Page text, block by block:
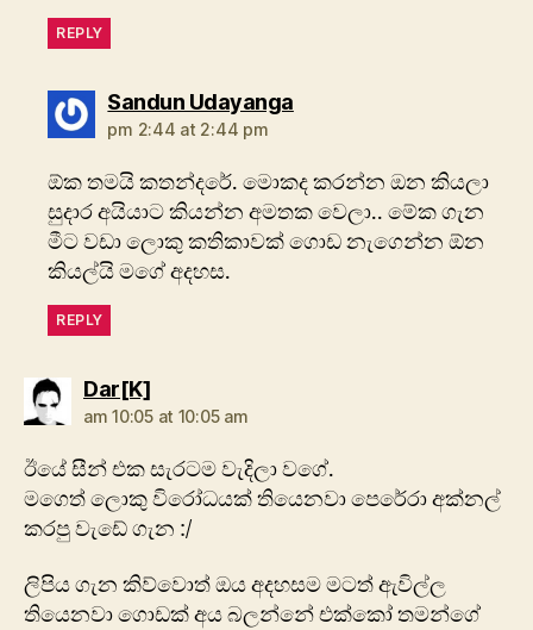
REPLY
Sandun Udayangasays:
pm 2:44 at 2:44 pm
ඕක තමයි කතන්දරේ. මොකද කරන්න ඔන කියලා
සුදාර අයියාට කියන්න අමතක වෙලා.. මේක ගැන
මීට වඩා ලොකු කතිකාවක් ගොඩ නැගෙන්න ඕන
කියල්යි මගේ අදහස.
REPLY
Dar[K]
am 10:05 at 10:05 am
ඊයේ සීන් එක සැරටම වැදිලා වගේ.
මගෙත් ලොකු විරෝධයක් තියෙනවා පෙරේරා අක්නල්
කරපු වැඩේ ගැන :/
ලිපිය ගැන කිව්වොත් ඔය අදහසම මටත් ඇවිල්ල
තියෙනවා ගොඩක් අය බලන්නේ එක්කෝ තමන්ගේ